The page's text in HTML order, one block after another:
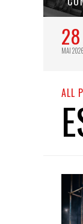
28
MAI 2026
ALL